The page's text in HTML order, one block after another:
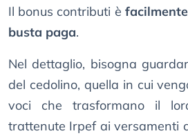
Il bonus contributi è
busta paga.
Nel dettaglio, bisogna
del cedolino, quella in cui
voci che trasformano il
trattenute Irpef ai versamenti